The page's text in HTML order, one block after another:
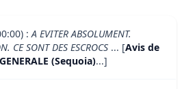
:A EVITER ABSOLUMENT.
CE SONT DES ESCROCS ... [Avis de
(Sequoia)...]